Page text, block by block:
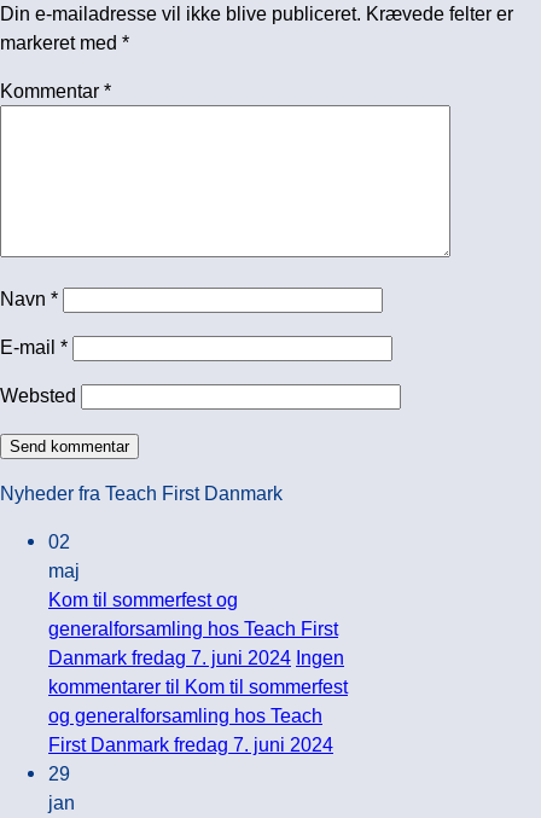
Din e-mailadresse vil ikke blive publiceret. Krævede felter er
markeret med *
Kommentar *
Navn *
E-mail *
Websted
Nyheder fra Teach First Danmark
02
maj
Kom til sommerfest og
generalforsamling hos Teach First
Danmark fredag 7. juni 2024 Ingen
kommentarer til Kom til sommerfest
og generalforsamling hos Teach
First Danmark fredag 7. juni 2024
29
jan